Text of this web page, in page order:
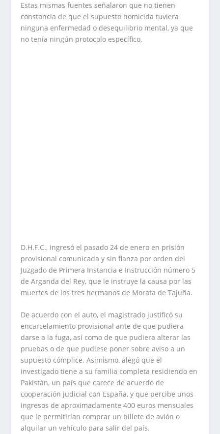
Estas mismas fuentes señalaron que no tienen
constancia de que el supuesto homicida tuviera
ninguna enfermedad o desequilibrio mental, ya que
no tenía ningún protocolo específico.
D.H.F.C., ingresó el pasado 24 de enero en prisión
provisional comunicada y sin fianza por orden del
Juzgado de Primera Instancia e Instrucción número 5
de Arganda del Rey, que le instruye la causa por las
muertes de los tres hermanos de Morata de Tajuña.
De acuerdo con el auto, el magistrado justificó su
encarcelamiento provisional ante de que pudiera
darse a la fuga, así como de que pudiera alterar las
pruebas o de que pudiese poner sobre aviso a un
supuesto cómplice. Asimismo, alegó que el
investigado tiene a su familia completa residiendo en
Pakistán, un país que carece de acuerdo de
cooperación judicial con España, y que percibe unos
ingresos de aproximadamente 400 euros mensuales
que le permitirían comprar un billete de avión o
alquilar un vehículo para salir del país.